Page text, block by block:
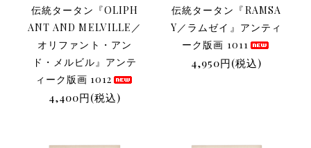
伝統タータン『OLIPH
ANT AND MELVILLE／
オリファント・アン
ド・メルビル』アンテ
ィーク版画 1012
4,400円(税込)
伝統タータン『RAMSA
Y／ラムゼイ』アンティ
ーク版画 1011
4,950円(税込)